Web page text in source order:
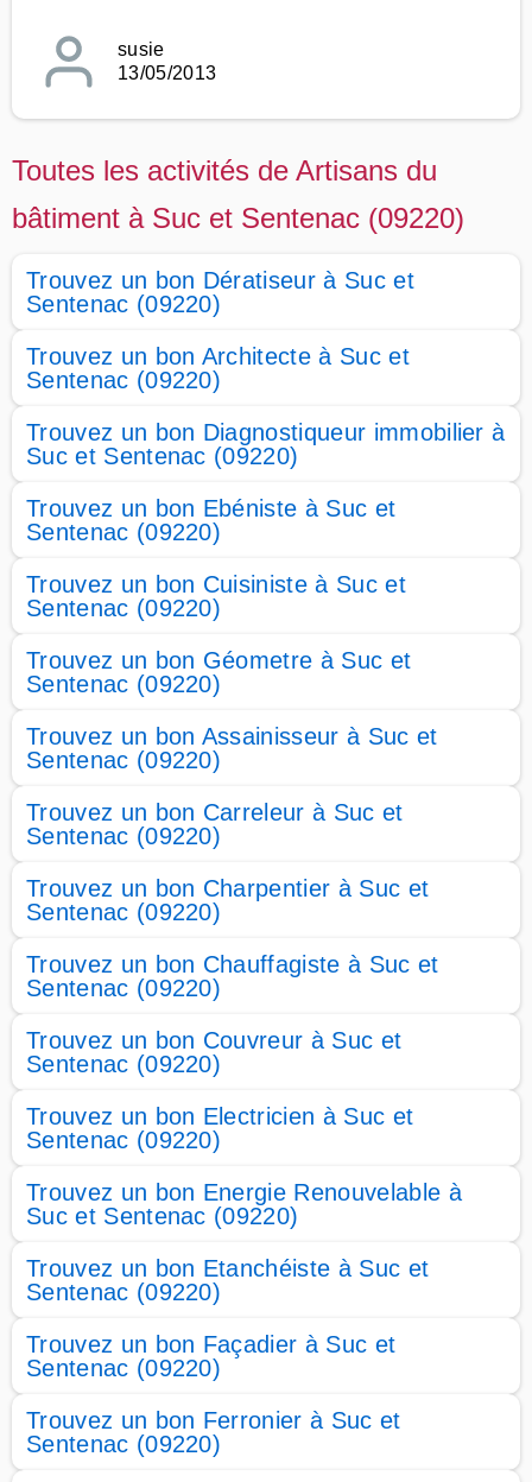
susie
13/05/2013
Toutes les activités de Artisans du
bâtiment à Suc et Sentenac (09220)
Trouvez un bon Dératiseur à Suc et
Sentenac (09220)
Trouvez un bon Architecte à Suc et
Sentenac (09220)
Trouvez un bon Diagnostiqueur immobilier à
Suc et Sentenac (09220)
Trouvez un bon Ebéniste à Suc et
Sentenac (09220)
Trouvez un bon Cuisiniste à Suc et
Sentenac (09220)
Trouvez un bon Géometre à Suc et
Sentenac (09220)
Trouvez un bon Assainisseur à Suc et
Sentenac (09220)
Trouvez un bon Carreleur à Suc et
Sentenac (09220)
Trouvez un bon Charpentier à Suc et
Sentenac (09220)
Trouvez un bon Chauffagiste à Suc et
Sentenac (09220)
Trouvez un bon Couvreur à Suc et
Sentenac (09220)
Trouvez un bon Electricien à Suc et
Sentenac (09220)
Trouvez un bon Energie Renouvelable à
Suc et Sentenac (09220)
Trouvez un bon Etanchéiste à Suc et
Sentenac (09220)
Trouvez un bon Façadier à Suc et
Sentenac (09220)
Trouvez un bon Ferronier à Suc et
Sentenac (09220)